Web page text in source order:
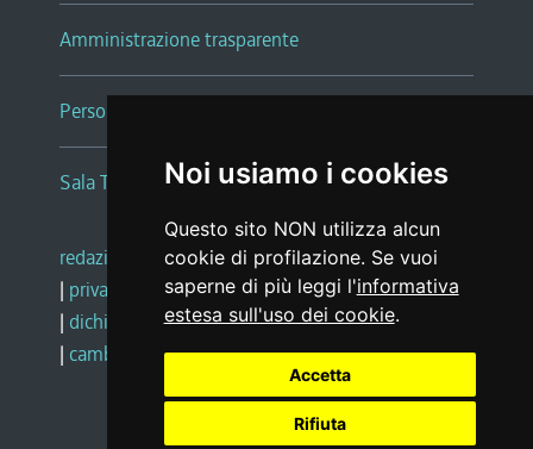
Noi usiamo i cookies
Questo sito NON utilizza alcun
cookie di profilazione. Se vuoi
saperne di più leggi l'informativa
estesa sull'uso dei cookie.
Accetta
Rifiuta
Amministrazione trasparente
Persone e Uffici
Sala Tiziano Tessitori
redazione web |note legali |glossario
| privacy
social media policy
| dichiarazione di accessibilità |feedback
| cambio preferenze cookie
Realizzato da